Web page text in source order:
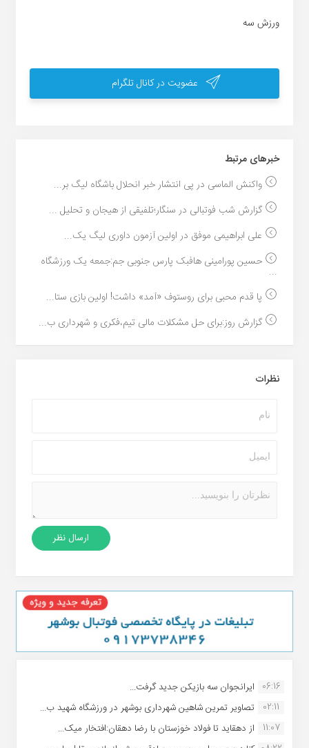
ورزش سه
عضویت در کانال تلگرام
خبر‌های مرتبط
واکنش الماسی در پی انتشار خبر انحلال باشگاه لیگ بر...
گزارش شب فوتبالی در سنگار؛تلفیقی از هیجان و تحلیل ...
علی ابراهیمی موفق در اولین آزمون داوری لیگ یک...
حسین پورامینی هافبک پارس جنوبی جم:جمعه یک ورزشگاه
...
پا قدم محبی برای روستوف «آمد» داشت! اولین بازی ستا...
گزارش روز:برای حل مشکلات مالی تیم،فکری و شهرداری ب...
نظرات
06:16 ایرانجوان سه بازیکن جدید گرفت...
02:11
تصاویر تمرین شاهین شهردارى بوشهر در ورزشگاه شهید ب...
11:07
از دهقاید تا فولاد خوزستان با رضا دهقان:افتخار میک...